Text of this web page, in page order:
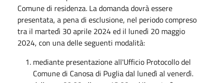
Comune di residenza. La domanda dovrà essere
presentata, a pena di esclusione, nel periodo compreso
tra il martedì 30 aprile 2024 ed il lunedì 20 maggio
2024, con una delle seguenti modalità:
mediante presentazione all'Ufficio Protocollo del
Comune di Canosa di Puglia dal lunedì al venerdì.